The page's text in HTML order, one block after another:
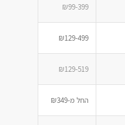
₪99-399
₪129-499
₪129-519
החל מ-₪349